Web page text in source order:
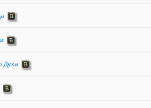
Духа